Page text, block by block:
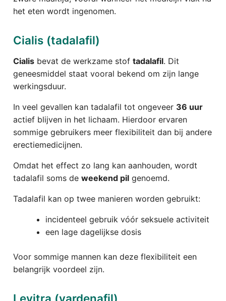
het eten wordt ingenomen.
Cialis (tadalafil)
Cialis bevat de werkzame stof tadalafil. Dit
geneesmiddel staat vooral bekend om zijn lange
werkingsduur.
In veel gevallen kan tadalafil tot ongeveer 36 uur
actief blijven in het lichaam. Hierdoor ervaren
sommige gebruikers meer flexibiliteit dan bij andere
erectiemedicijnen.
Omdat het effect zo lang kan aanhouden, wordt
tadalafil soms de weekend pil genoemd.
Tadalafil kan op twee manieren worden gebruikt:
incidenteel gebruik vóór seksuele activiteit
een lage dagelijkse dosis
Voor sommige mannen kan deze flexibiliteit een
belangrijk voordeel zijn.
Levitra (vardenafil)